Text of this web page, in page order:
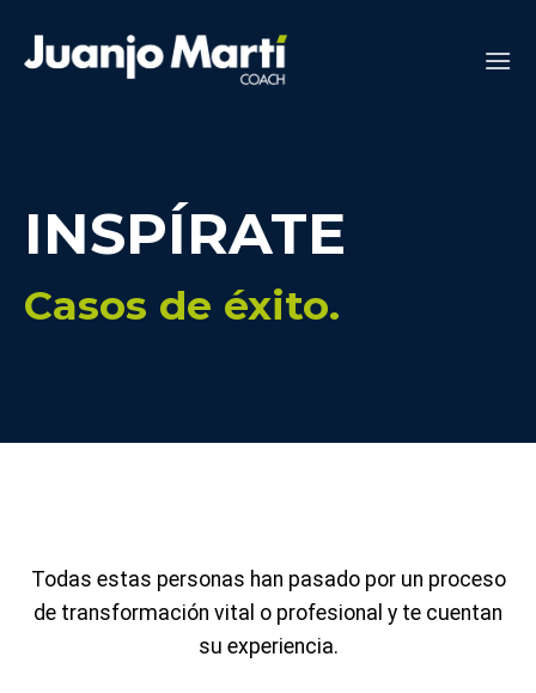
contenido
INSPÍRATE
Casos de éxito.
Todas estas personas han pasado por un proceso
de transformación vital o profesional y te cuentan
su experiencia.